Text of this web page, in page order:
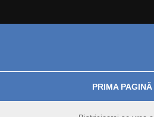
PRIMA PAGINĂ